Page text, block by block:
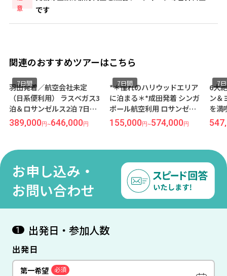
意
です
関連のおすすめツアーはこちら
羽田発着／航空会社未定
（日系便利用） ラスベガス3
泊＆ロサンゼルス2泊 7日間
『ベラージオ』&『シェラト
ングランド』指定
7日間
389,000円~646,000円
*＊憧れのハリウッドエリア
に泊まる＊*成田発着 シンガ
ポール航空利用 ロサンゼル
ス7日間『ハリウッドヒスト
リック ホテル』指定
7日間
155,000円~574,000円
6大
ン＆
を満
経由
便
ンフ
『パ
ン
7
お申し込み・
お問い合わせ
1 出発日・参加人数
出発日
第一希望 必須